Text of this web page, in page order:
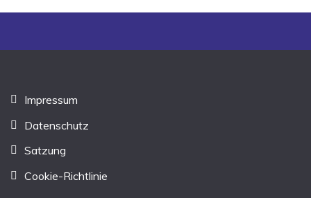
Impressum
Datenschutz
Satzung
Cookie-Richtlinie